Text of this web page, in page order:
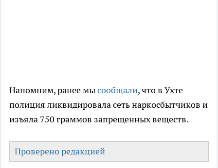
Напомним, ранее мысообщали, что в Ухте
полиция ликвидировала сеть наркосбытчиков и
изъяла 750 граммов запрещенных веществ.
Проверено редакцией